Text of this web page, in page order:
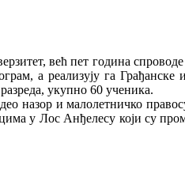
већ пет година
а реализују га
укупно 60 ученика.
назор и малолетничко
у Лос Анђелесу који су